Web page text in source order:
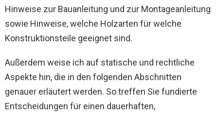
Hinweise zur Bauanleitung und zur Montageanleitung
sowie Hinweise, welche Holzarten für welche
Konstruktionsteile geeignet sind.
Außerdem weise ich auf statische und rechtliche
Aspekte hin, die in den folgenden Abschnitten
genauer erläutert werden. So treffen Sie fundierte
Entscheidungen für einen dauerhaften,